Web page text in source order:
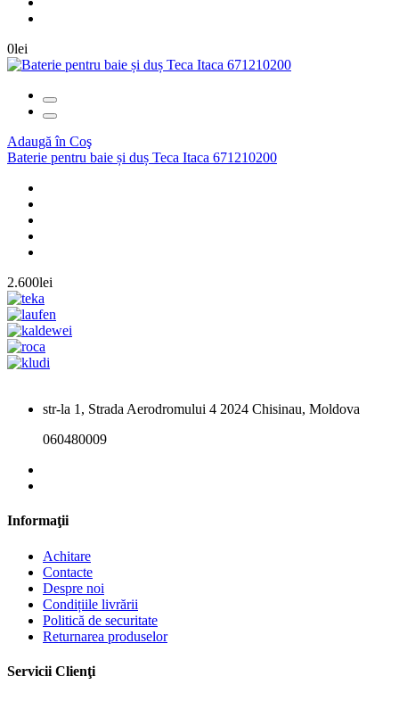
0lei
Adaugă în Coş
Baterie pentru baie și duș Teca Itaca 671210200
2.600lei
str-la 1, Strada Aerodromului 4 2024 Chisinau, Moldova
060480009
Informaţii
Achitare
Contacte
Despre noi
Condițiile livrării
Politică de securitate
Returnarea produselor
Servicii Clienţi